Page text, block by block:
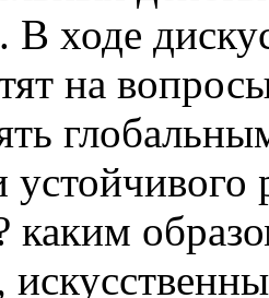
В ходе
на
каким